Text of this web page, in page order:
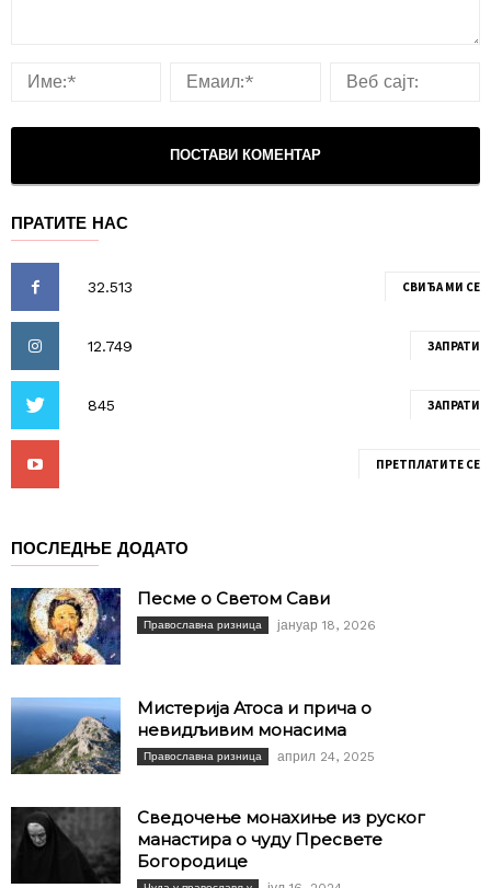
ПРАТИТЕ НАС
СВИЂА МИ СЕ
ЗАПРАТИ
ЗАПРАТИ
ПРЕТПЛАТИТЕ СЕ
ПОСЛЕДЊЕ ДОДАТО
Песме о Светом Сави
Православна ризница јануар 18, 2026
Мистерија Атоса и прича о
невидљивим монасима
Православна ризница април 24, 2025
Сведочење монахиње из руског
манастира о чуду Пресвете
Богородице